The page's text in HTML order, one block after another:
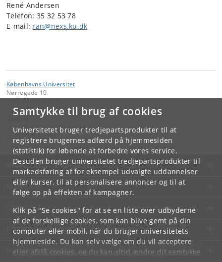
Samtykke til brug af cookies
Universitetet bruger tredjepartsprodukter til at
registrere brugernes adfærd på hjemmesiden
(statistik) for løbende at forbedre vores service.
Desuden bruger universitetet tredjepartsprodukter til
markedsføring af for eksempel udvalgte uddannelser
eller kurser, til at personalisere annoncer og til at
følge op på effekten af kampagner.
Klik på "Se cookies" for at se en liste over udbyderne
af de forskellige cookies, som kan blive gemt på din
computer eller mobil, når du bruger universitetets
hjemmeside. Du kan selv vælge om du vil acceptere
eller afslå cookies, og du kan altid ændre dit samtykke
René Andersen
Telefon: 35 32 53 78
E-mail: ran@nexs.ku.dk
Københavns Universitet
Nørregade 10
1165 København K
Heidi Pagaard Andersen
hpa@adm.ku.dk
KØBENHAVNS UNIVERSITET
KONTAKT
SERVICES
FOR STUDERENDE OG ANSATTE
JOB OG KARRIERE